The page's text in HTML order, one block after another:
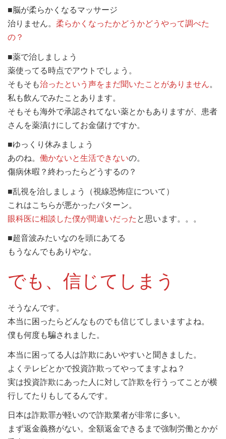
■脳が柔らかくなるマッサージ
治りません。 柔らかくなったかどうかどうやって調べた
の？
■薬で治しましょう
薬使ってる時点でアウトでしょう。
そもそも治ったという声をまだ聞いたことがありません。
私も飲んでみたことあります。
そもそも海外で承認されてない薬とかもありますが、患者
さんを薬漬けにしてお金儲けですか。
■ゆっくり休みましょう
あのね。 働かないと生活できないの。
傷病休暇？終わったらどうするの？
■乱視を治しましょう（視線恐怖症について）
これはこちらが悪かったパターン。
眼科医に相談した僕が間違いだったと思います。。。
■超音波みたいなのを頭にあてる
もうなんでもありやな。
でも、信じてしまう
そうなんです。
本当に困ったらどんなものでも信じてしまいますよね。
僕も何度も騙されました。
本当に困ってる人は詐欺にあいやすいと聞きました。
よくテレビとかで投資詐欺ってやってますよね？
実は投資詐欺にあった人に対して詐欺を行うってことが横
行してたりもしてるんです。
日本は詐欺罪が軽いので詐欺業者が非常に多い。
まず返金義務がない。全額返金できるまで強制労働とかが